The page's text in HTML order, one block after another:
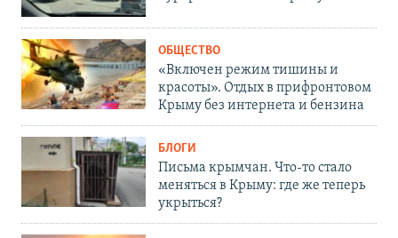
ОБЩЕСТВО
«Включен режим тишины и
красоты». Отдых в прифронтовом
Крыму без интернета и бензина
БЛОГИ
Письма крымчан. Что-то стало
меняться в Крыму: где же теперь
укрыться?